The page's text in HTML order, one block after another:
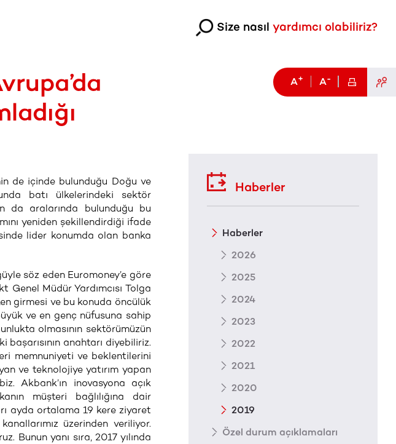
Size nasıl yardımcı olabiliriz?
de içinde bulunduğu Doğu ve
batı ülkelerindeki sektör
da aralarında bulunduğu bu
yeniden şekillendirdiği ifade
lider konumda olan banka
söz eden Euromoney’e göre
Müdür Yardımcısı Tolga
girmesi ve bu konuda öncülük
ve en genç nüfusuna sahip
olmasının sektörümüzün
anahtarı diyebiliriz.
memnuniyeti ve beklentilerini
ve teknolojiye yatırım yapan
Akbank’ın inovasyona açık
müşteri bağlılığına dair
ayda ortalama 19 kere ziyaret
üzerinden veriliyor.
Bunun yanı sıra, 2017 yılında
A+ A-
Haberler
Haberler
2026
2025
2024
2023
2022
2021
2020
2019
Özel durum açıklamaları